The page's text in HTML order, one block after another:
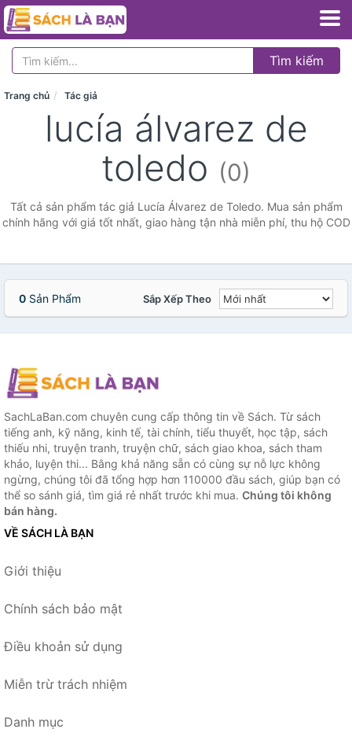
Tìm kiếm
Trang chủ Tác giả
lucía álvarez de
toledo (0)
Tất cả sản phẩm tác giả Lucía Álvarez de Toledo. Mua sản phẩm
chính hãng với giá tốt nhất, giao hàng tận nhà miễn phí, thu hộ COD
0 Sản Phẩm Sắp Xếp Theo
SachLaBan.com chuyên cung cấp thông tin về Sách. Từ sách
tiếng anh, kỹ năng, kinh tế, tài chính, tiểu thuyết, học tập, sách
thiếu nhi, truyện tranh, truyện chữ, sách giao khoa, sách tham
khảo, luyện thi... Bằng khả năng sẵn có cùng sự nỗ lực không
ngừng, chúng tôi đã tổng hợp hơn 110000 đầu sách, giúp bạn có
thể so sánh giá, tìm giá rẻ nhất trước khi mua. Chúng tôi không
bán hàng.
VỀ SÁCH LÀ BẠN
Giới thiệu
Chính sách bảo mật
Điều khoản sử dụng
Miễn trừ trách nhiệm
Danh mục